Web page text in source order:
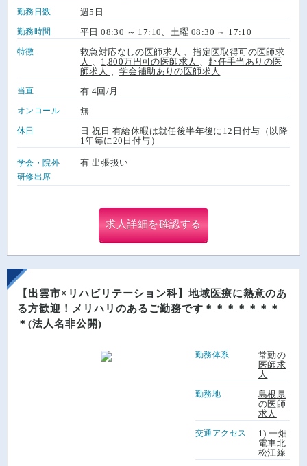
勤務日数 週5日
勤務時間 平日 08:30 ～ 17:10、土曜 08:30 ～ 17:10
特徴 救急対応なしの医師求人 、指定医取得可の医師求
人
1,800万円可の医師求人
赴任手当ありの医
師求人
、学会補助ありの医師求人
当直 有 4回/月
オンコール 無
休日
日 祝日 有給休暇は就任後半年後に12日付与（以降
1年毎に20日付与）
学会・院外
研修出席
有 出張扱い
求人詳細を確認する
【出雲市×リハビリテーション科】地域医療に熱意のあ
る方歓迎！メリハリのあるご勤務です＊＊＊＊＊＊＊
＊(法人名非公開)
勤務体系
常勤の
医師求
人
勤務地
島根県
の医師
求人
交通アクセス
1) 一畑
電車北
松江線